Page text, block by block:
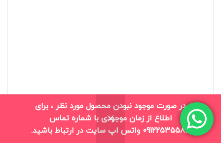
در صورت موجود نبودن محصول مورد نظر ، برای
اطلاع از زمان موجودی با شماره تماس
09122535583 واتس اپ سایت در ارتباط باشید.فروشگاه بلاگ
0
سبد خرید حساب من